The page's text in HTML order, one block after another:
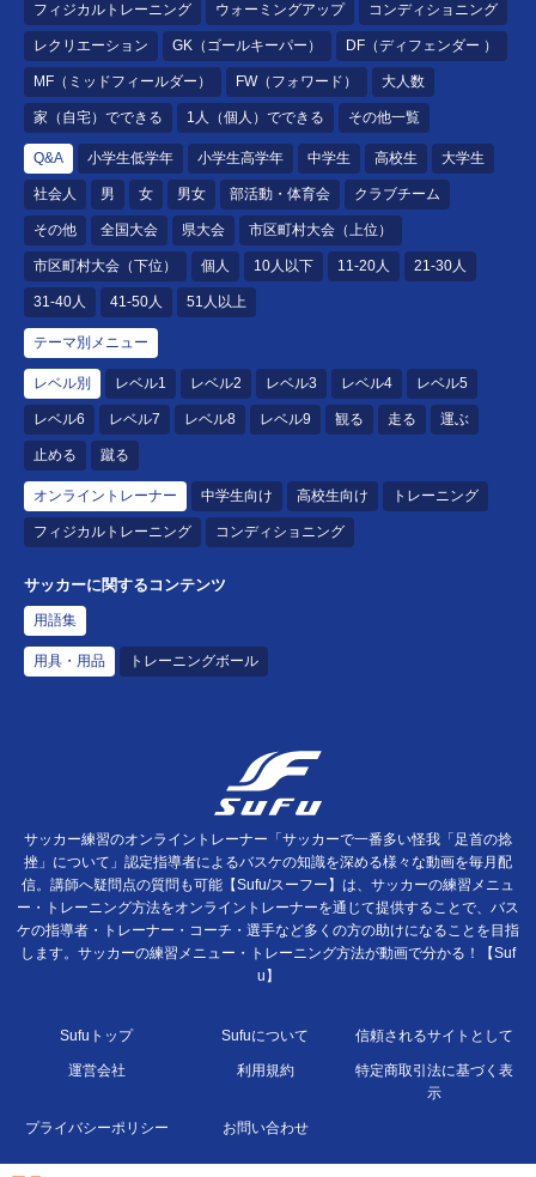
フィジカルトレーニング ウォーミングアップ コンディショニング
レクリエーション GK（ゴールキーパー） DF（ディフェンダー ）
MF（ミッドフィールダー） FW（フォワード） 大人数
家（自宅）でできる 1人（個人）でできる その他一覧
Q&A 小学生低学年 小学生高学年 中学生 高校生 大学生
社会人 男 女 男女 部活動・体育会 クラブチーム
その他 全国大会 県大会 市区町村大会（上位）
市区町村大会（下位） 個人 10人以下 11-20人 21-30人
31-40人 41-50人 51人以上
テーマ別メニュー
レベル別 レベル1 レベル2 レベル3 レベル4 レベル5
レベル6 レベル7 レベル8 レベル9 観る 走る 運ぶ
止める 蹴る
オンライントレーナー 中学生向け 高校生向け トレーニング
フィジカルトレーニング コンディショニング
サッカーに関するコンテンツ
用語集
用具・用品 トレーニングボール
サッカー練習のオンライントレーナー「サッカーで一番多い怪我「足首の捻
挫」について」認定指導者によるバスケの知識を深める様々な動画を毎月配
信。講師へ疑問点の質問も可能【Sufu/スーフー】は、サッカーの練習メニュ
ー・トレーニング方法をオンライントレーナーを通じて提供することで、バス
ケの指導者・トレーナー・コーチ・選手など多くの方の助けになることを目指
します。サッカーの練習メニュー・トレーニング方法が動画で分かる！【Suf
u】
Sufuトップ Sufuについて 信頼されるサイトとして
運営会社 利用規約
特定商取引法に基づく表
示
プライバシーポリシー お問い合わせ